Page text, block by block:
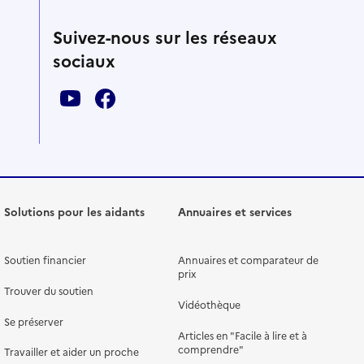
Suivez-nous sur les réseaux
sociaux
Solutions pour les aidants
Soutien financier
Trouver du soutien
Se préserver
Travailler et aider un proche
Annuaires et services
Annuaires et comparateur de
prix
Vidéothèque
Articles en "Facile à lire et à
comprendre"